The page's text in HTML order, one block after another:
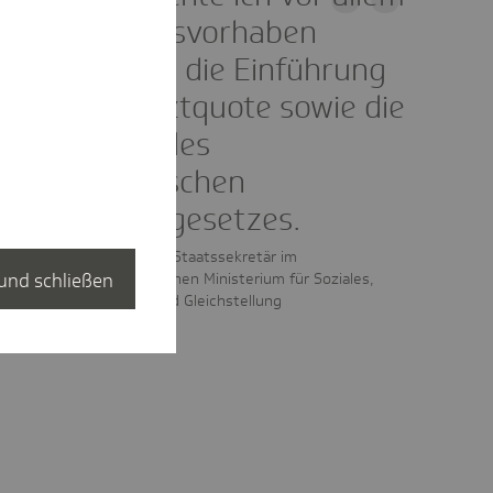
zwei Gesetzesvorhaben
hervorheben, die Einführung
einer Landarztquote sowie die
Neufassung des
Niedersächsischen
Krankenhausgesetzes.
Heiger Scholz, Staatssekretär im
Niedersächsischen Ministerium für Soziales,
Gesundheit und Gleichstellung
schließen